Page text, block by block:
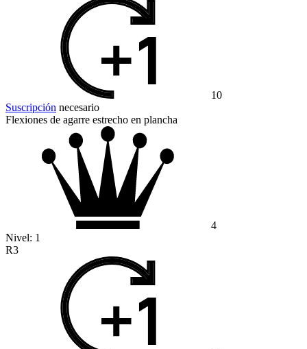
10
Suscripción necesario
Flexiones de agarre estrecho en plancha
4
Nivel: 1
R3